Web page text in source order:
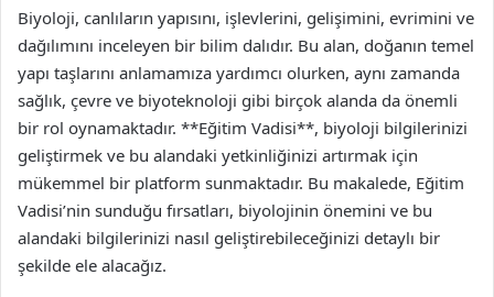
Biyoloji, canlıların yapısını, işlevlerini, gelişimini, evrimini ve
dağılımını inceleyen bir bilim dalıdır. Bu alan, doğanın temel
yapı taşlarını anlamamıza yardımcı olurken, aynı zamanda
sağlık, çevre ve biyoteknoloji gibi birçok alanda da önemli
bir rol oynamaktadır. **Eğitim Vadisi**, biyoloji bilgilerinizi
geliştirmek ve bu alandaki yetkinliğinizi artırmak için
mükemmel bir platform sunmaktadır. Bu makalede, Eğitim
Vadisi’nin sunduğu fırsatları, biyolojinin önemini ve bu
alandaki bilgilerinizi nasıl geliştirebileceğinizi detaylı bir
şekilde ele alacağız.